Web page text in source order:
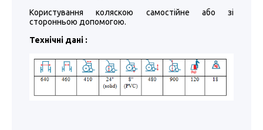
Користування коляскою самостійне або зі
сторонньою допомогою.
Технічні дані :